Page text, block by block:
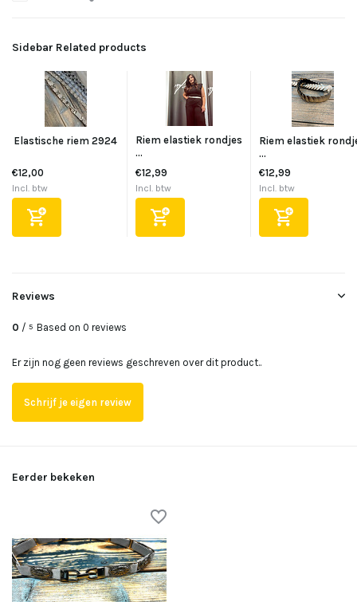
Sidebar Related products
Elastische riem 2924
€12,00
Incl. btw
Riem elastiek rondjes
...
€12,99
Incl. btw
Riem elastiek
...
€12,99
Incl. btw
Reviews
0 / 5 Based on 0 reviews
Er zijn nog geen reviews geschreven over dit product..
Schrijf je eigen review
Eerder bekeken